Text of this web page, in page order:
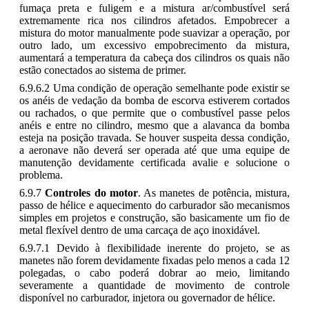
fumaça preta e fuligem e a mistura ar/combustível será
extremamente rica nos cilindros afetados. Empobrecer a
mistura do motor manualmente pode suavizar a operação, por
outro lado, um excessivo empobrecimento da mistura,
aumentará a temperatura da cabeça dos cilindros os quais não
estão conectados ao sistema de primer.
6.9.6.2 Uma condição de operação semelhante pode existir se
os anéis de vedação da bomba de escorva estiverem cortados
ou rachados, o que permite que o combustível passe pelos
anéis e entre no cilindro, mesmo que a alavanca da bomba
esteja na posição travada. Se houver suspeita dessa condição,
a aeronave não deverá ser operada até que uma equipe de
manutenção devidamente certificada avalie e solucione o
problema.
6.9.7Controles do motor. As manetes de potência, mistura,
passo de hélice e aquecimento do carburador são mecanismos
simples em projetos e construção, são basicamente um fio de
metal flexível dentro de uma carcaça de aço inoxidável.
6.9.7.1 Devido à flexibilidade inerente do projeto, se as
manetes não forem devidamente fixadas pelo menos a cada 12
polegadas, o cabo poderá dobrar ao meio, limitando
severamente a quantidade de movimento de controle
disponível no carburador, injetora ou governador de hélice.